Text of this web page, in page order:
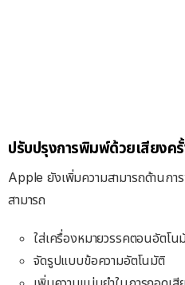
ปรับปรุงการพิมพ์ด้วยเสียงค
Apple ยังเพิ่มความสามารถด้านกา
สามารถ
ใส่เครื่องหมายวรรคตอนอัตโน
จัดรูปแบบข้อความอัตโนมัติ